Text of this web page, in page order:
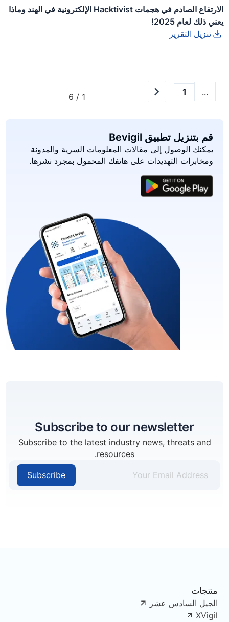
الارتفاع الصادم في هجمات Hacktivist الإلكترونية في الهند وماذا
يعني ذلك لعام 2025!
تنزيل التقرير
...
1
1 / 6
قم بتنزيل تطبيق Bevigil
يمكنك الوصول إلى مقالات المعلومات السرية والمدونة
ومخابرات التهديدات على هاتفك المحمول بمجرد نشرها.
Subscribe to our newsletter
Subscribe to the latest industry news, threats and
resources.
Subscribe
منتجات
الجيل السادس عشر
XVigil